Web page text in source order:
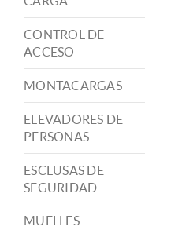
CONTROL DE
ACCESO
MONTACARGAS
ELEVADORES DE
PERSONAS
ESCLUSAS DE
SEGURIDAD
MUELLES